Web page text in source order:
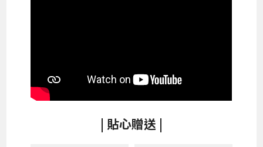
| 貼心贈送 |